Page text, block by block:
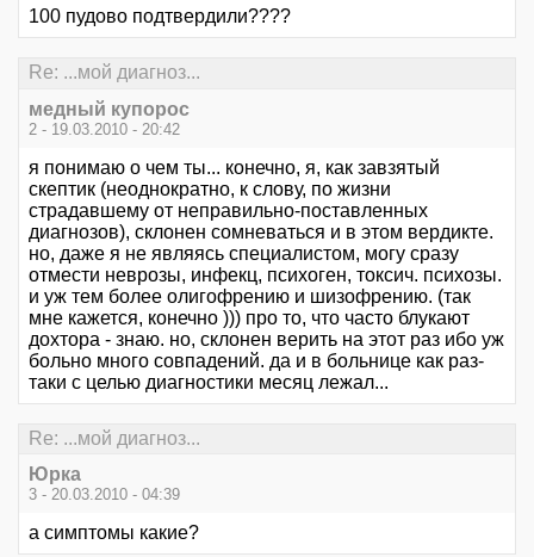
100 пудово подтвердили????
Re: ...мой диагноз...
медный купорос
2 - 19.03.2010 - 20:42
я понимаю о чем ты... конечно, я, как завзятый
скептик (неоднократно, к слову, по жизни
страдавшему от неправильно-поставленных
диагнозов), склонен сомневаться и в этом вердикте.
но, даже я не являясь специалистом, могу сразу
отмести неврозы, инфекц, психоген, токсич. психозы.
и уж тем более олигофрению и шизофрению. (так
мне кажется, конечно ))) про то, что часто блукают
дохтора - знаю. но, склонен верить на этот раз ибо уж
больно много совпадений. да и в больнице как раз-
таки с целью диагностики месяц лежал...
Re: ...мой диагноз...
Юрка
3 - 20.03.2010 - 04:39
а симптомы какие?